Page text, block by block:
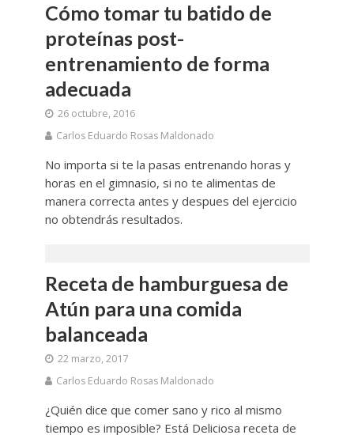
Cómo tomar tu batido de
proteínas post-
entrenamiento de forma
adecuada
26 octubre, 2016
Carlos Eduardo Rosas Maldonado
No importa si te la pasas entrenando horas y
horas en el gimnasio, si no te alimentas de
manera correcta antes y despues del ejercicio
no obtendrás resultados.
Receta de hamburguesa de
Atún para una comida
balanceada
22 marzo, 2017
Carlos Eduardo Rosas Maldonado
¿Quién dice que comer sano y rico al mismo
tiempo es imposible? Está Deliciosa receta de